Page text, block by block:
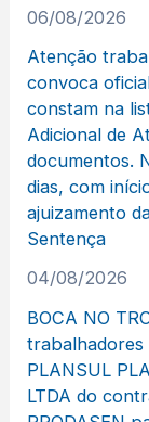
06/08/2026
Atenção
convoca
constam na
Adicional de
documentos.
dias, com
ajuizamento
Sentença
04/08/2026
BOCA NO
trabalhadores
PLANSUL
LTDA do